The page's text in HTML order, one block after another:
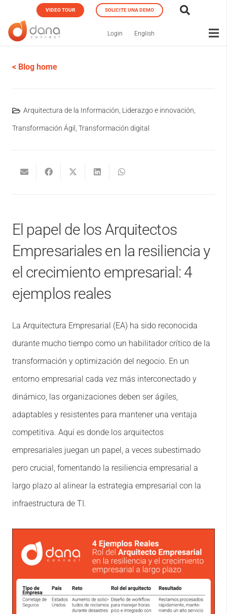
VIDEO TOUR SOLICITE UNA DEMO
Login English
< Blog home
Arquitectura de la Información, Liderazgo e innovación,
Transformación Ágil , Transformación digital
El papel de los Arquitectos
Empresariales en la resiliencia y
el crecimiento empresarial: 4
ejemplos reales
La Arquitectura Empresarial (EA) ha sido reconocida
durante mucho tiempo como un habilitador crítico de la
transformación y optimización del negocio. En un
entorno empresarial cada vez más interconectado y
dinámico, las organizaciones deben ser ágiles,
adaptables y resistentes para mantener una ventaja
competitiva. Aquí es donde los arquitectos
empresariales juegan un papel, a veces subestimado
pero crucial, fomentando la resiliencia empresarial a
largo plazo al alinear la estrategia empresarial con la
infraestructura de TI.